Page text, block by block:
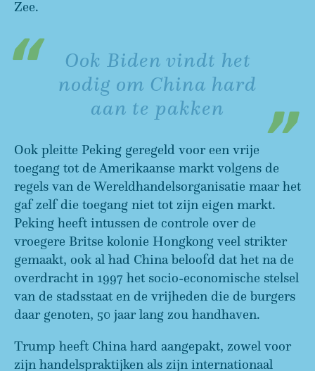
Zee.
Ook Biden vindt het
nodig om China hard
aan te pakken
Ook pleitte Peking geregeld voor een vrije
toegang tot de Amerikaanse markt volgens de
regels van de Wereldhandelsorganisatie maar het
gaf zelf die toegang niet tot zijn eigen markt.
Peking heeft intussen de controle over de
vroegere Britse kolonie Hongkong veel strikter
gemaakt, ook al had China beloofd dat het na de
overdracht in 1997 het socio-economische stelsel
van de stadsstaat en de vrijheden die de burgers
daar genoten, 50 jaar lang zou handhaven.
Trump heeft China hard aangepakt, zowel voor
zijn handelspraktijken als zijn internationaal